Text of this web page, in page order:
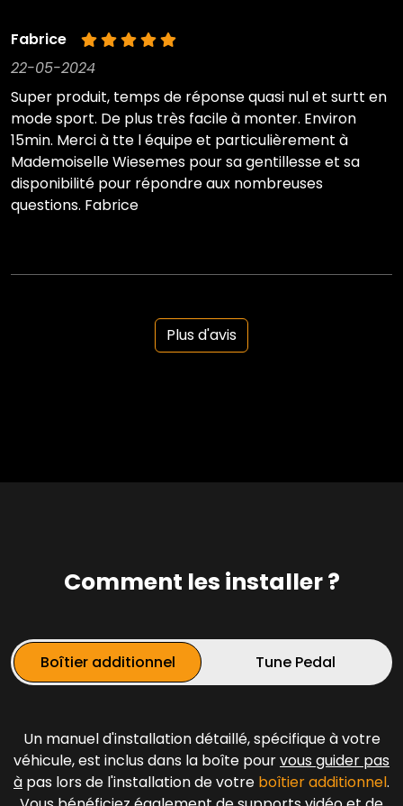
Fabrice
22-05-2024
Super produit, temps de réponse quasi nul et surtt en
mode sport. De plus très facile à monter. Environ
15min. Merci à tte l équipe et particulièrement à
Mademoiselle Wiesemes pour sa gentillesse et sa
disponibilité pour répondre aux nombreuses
questions. Fabrice
Plus d'avis
Comment les installer ?
Boîtier additionnel Tune Pedal
Un manuel d'installation détaillé, spécifique à votre
véhicule, est inclus dans la boîte pourvous guider pas
à pas lors de l'installation de votre boîtier additionnel.